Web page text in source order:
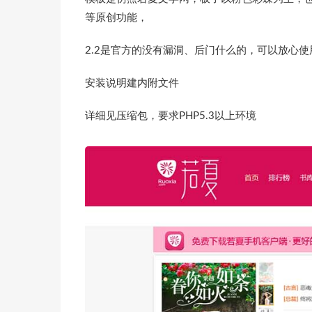
等原创功能，
2.2是官方的没有漏洞、后门什么的，可以放心使
安装说明建内附文件
详细见压缩包，要求PHP5.3以上环境